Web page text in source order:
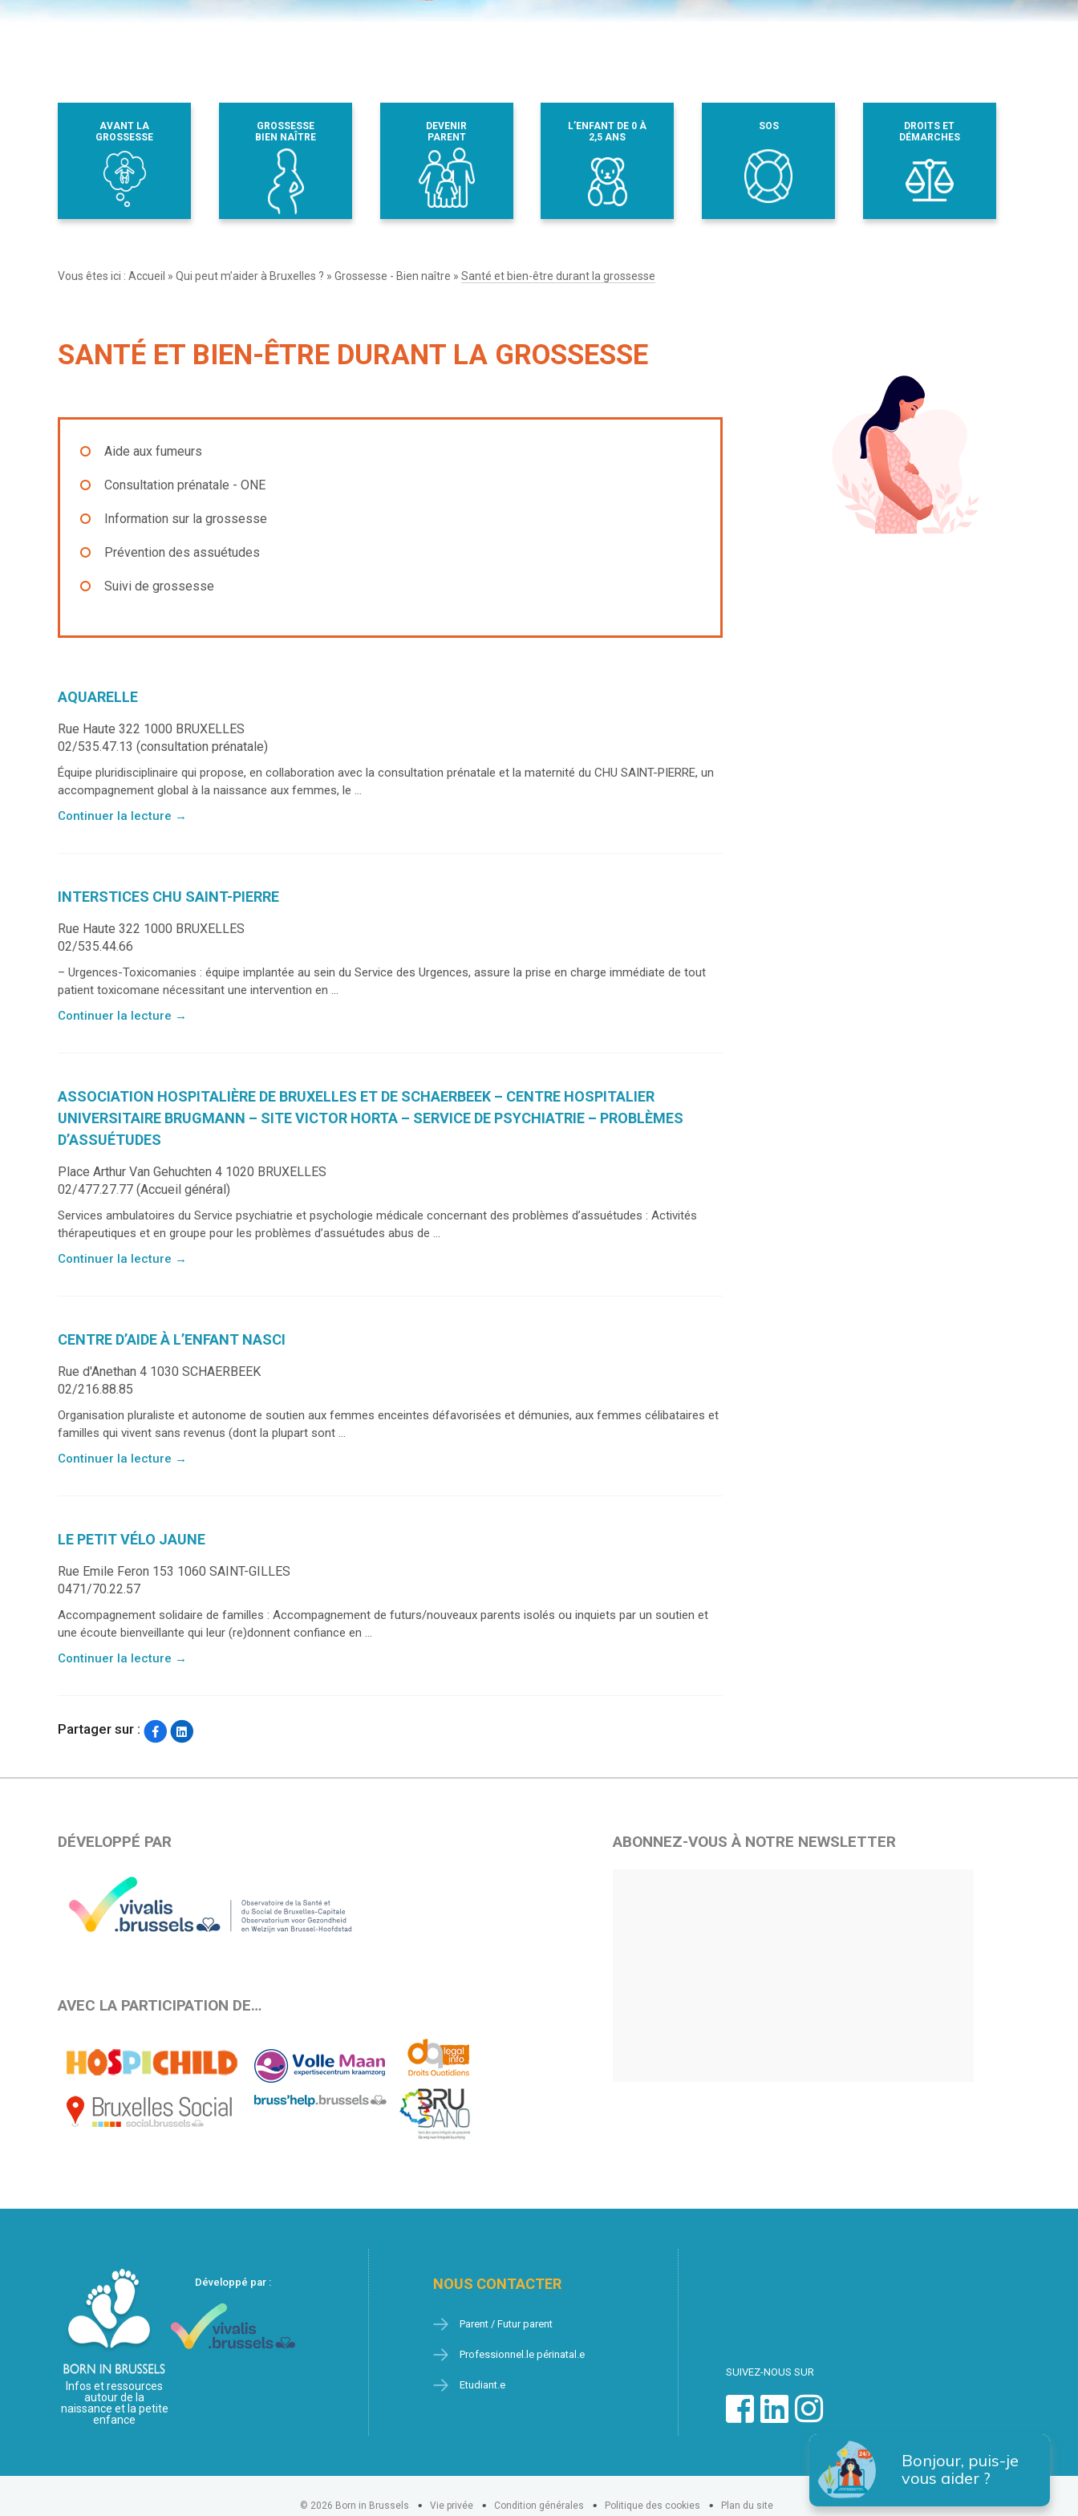
AVANT LA
GROSSESSE
GROSSESSE
BIEN NAÎTRE
DEVENIR
PARENT
L’ENFANT DE 0 À
2,5 ANS
SOS
DROITS ET
DÉMARCHES
Vous êtes ici : Accueil » Qui peut m’aider à Bruxelles ? » Grossesse - Bien naître » Santé et bien-être durant la grossesse
SANTÉ ET BIEN-ÊTRE DURANT LA GROSSESSE
Aide aux fumeurs
Consultation prénatale - ONE
Information sur la grossesse
Prévention des assuétudes
Suivi de grossesse
AQUARELLE
Rue Haute 322 1000 BRUXELLES
02/535.47.13 (consultation prénatale)
Équipe pluridisciplinaire qui propose, en collaboration avec la consultation prénatale et la maternité du CHU SAINT-PIERRE, un
accompagnement global à la naissance aux femmes, le ...
Continuer la lecture →
INTERSTICES CHU SAINT-PIERRE
Rue Haute 322 1000 BRUXELLES
02/535.44.66
– Urgences-Toxicomanies : équipe implantée au sein du Service des Urgences, assure la prise en charge immédiate de tout
patient toxicomane nécessitant une intervention en ...
Continuer la lecture →
ASSOCIATION HOSPITALIÈRE DE BRUXELLES ET DE SCHAERBEEK – CENTRE HOSPITALIER
UNIVERSITAIRE BRUGMANN – SITE VICTOR HORTA – SERVICE DE PSYCHIATRIE – PROBLÈMES
D’ASSUÉTUDES
Place Arthur Van Gehuchten 4 1020 BRUXELLES
02/477.27.77 (Accueil général)
Services ambulatoires du Service psychiatrie et psychologie médicale concernant des problèmes d’assuétudes : Activités
thérapeutiques et en groupe pour les problèmes d’assuétudes abus de ...
Continuer la lecture →
CENTRE D’AIDE À L’ENFANT NASCI
Rue d'Anethan 4 1030 SCHAERBEEK
02/216.88.85
Organisation pluraliste et autonome de soutien aux femmes enceintes défavorisées et démunies, aux femmes célibataires et
familles qui vivent sans revenus (dont la plupart sont ...
Continuer la lecture →
LE PETIT VÉLO JAUNE
Rue Emile Feron 153 1060 SAINT-GILLES
0471/70.22.57
Accompagnement solidaire de familles : Accompagnement de futurs/nouveaux parents isolés ou inquiets par un soutien et
une écoute bienveillante qui leur (re)donnent confiance en ...
Continuer la lecture →
Partager sur :
DÉVELOPPÉ PAR
AVEC LA PARTICIPATION DE…
ABONNEZ-VOUS À NOTRE NEWSLETTER
Infos et ressources
autour de la
naissance et la petite
enfance
Développé par : NOUS CONTACTER
Parent / Futur parent
Professionnel.le périnatal.e
Etudiant.e
SUIVEZ-NOUS SUR
Bonjour, puis-je
vous aider ?
© 2026 Born in Brussels Vie privée Condition générales Politique des cookies Plan du site